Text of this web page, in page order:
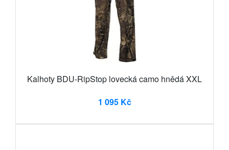
Kalhoty BDU-RipStop lovecká camo hnědá XXL
1 095 Kč